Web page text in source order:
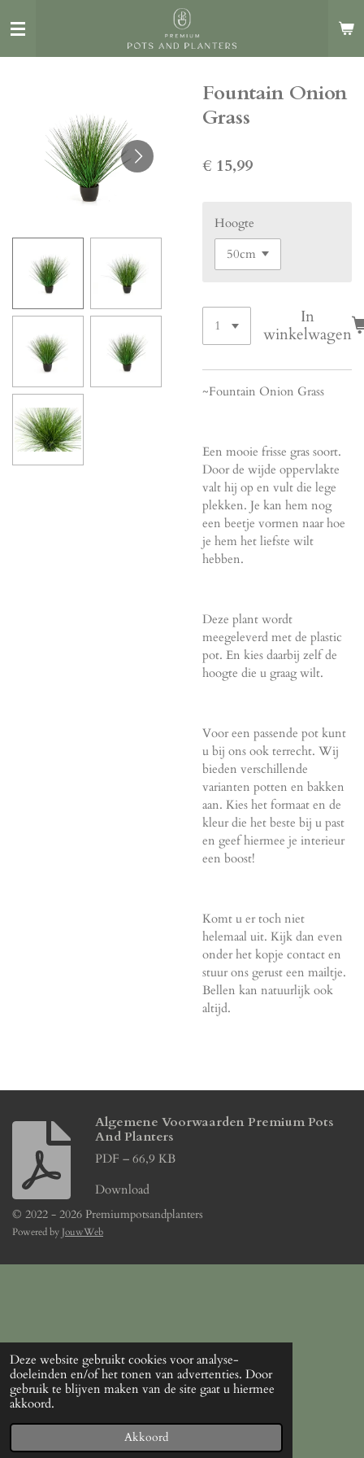
Deze website gebruikt cookies voor analyse-
doeleinden en/of het tonen van advertenties. Door
gebruik te blijven maken van de site gaat u hiermee
akkoord.
Akkoord
direct
Fountain Onion
Grass
€ 15,99
Hoogte
In
winkelwagen
~Fountain Onion Grass
Een mooie frisse gras soort.
Door de wijde oppervlakte
valt hij op en vult die lege
plekken. Je kan hem nog
een beetje vormen naar hoe
je hem het liefste wilt
hebben.
Deze plant wordt
meegeleverd met de plastic
pot. En kies daarbij zelf de
hoogte die u graag wilt.
Voor een passende pot kunt
u bij ons ook terrecht. Wij
bieden verschillende
varianten potten en bakken
aan. Kies het formaat en de
kleur die het beste bij u past
en geef hiermee je interieur
een boost!
Komt u er toch niet
helemaal uit. Kijk dan even
onder het kopje contact en
stuur ons gerust een mailtje.
Bellen kan natuurlijk ook
altijd.
Algemene Voorwaarden Premium Pots
And Planters
PDF – 66,9 KB
Download
© 2022 - 2026 Premiumpotsandplanters
Powered by JouwWeb